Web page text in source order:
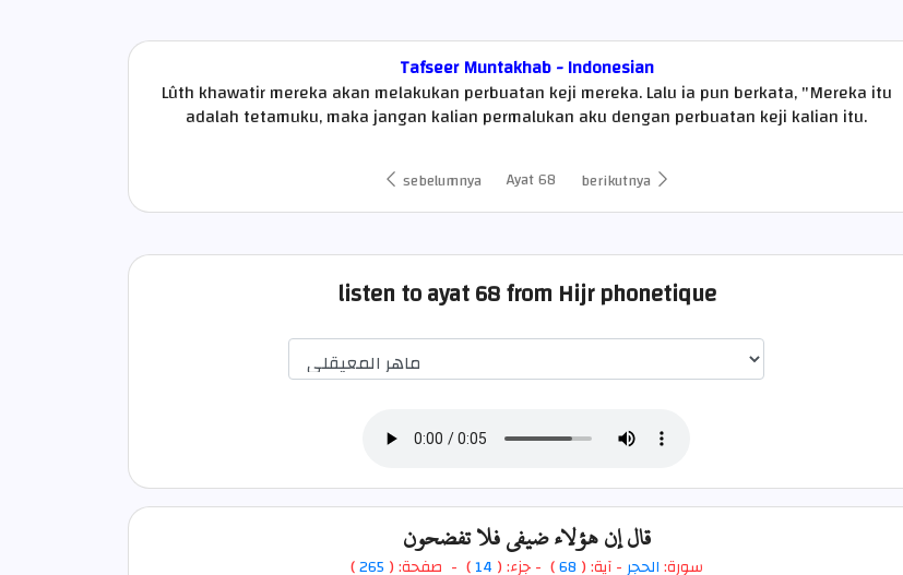
Tafseer Muntakhab - Indonesian
Lûth khawatir mereka akan melakukan perbuatan keji mereka. Lalu ia pun berkata, "Mereka itu
adalah tetamuku, maka jangan kalian permalukan aku dengan perbuatan keji kalian itu.
sebelumnya Ayat 68 berikutnya
listen to ayat 68 from Hijr phonetique
اختيار قارئ الآية
قال إن هؤلاء ضيفي فلا تفضحون
سورة:الحجر- آية: ( 68
) - جزء: ( 14) - صفحة: ( 265
)